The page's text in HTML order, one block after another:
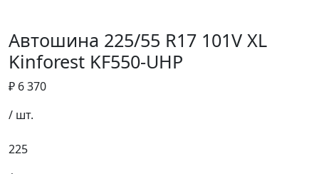
Автошина 225/55 R17 101V XL
Kinforest KF550-UHP
₽ 6 370
/ шт.
225